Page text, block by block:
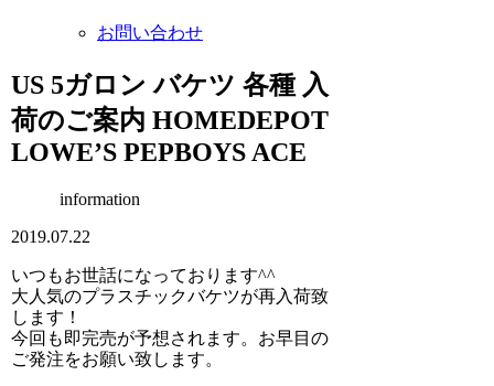
お問い合わせ
US 5ガロン バケツ 各種 入
荷のご案内 HOMEDEPOT
LOWE’S PEPBOYS ACE
information
2019.07.22
いつもお世話になっております^^
大人気のプラスチックバケツが再入荷致
します！
今回も即完売が予想されます。お早目の
ご発注をお願い致します。